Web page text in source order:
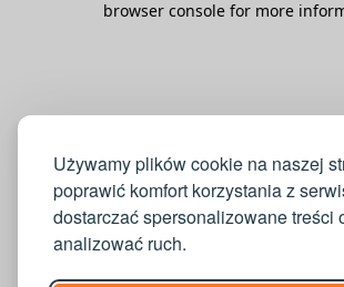
Używamy plików cookie na naszej
poprawić komfort korzystania z
dostarczać spersonalizowane treści
analizować ruch.
browser console for more